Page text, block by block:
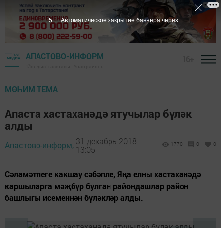
АПАСТОВО-ИНФОРМ
МӨҺИМ ТЕМА
Апаста хастаханәдә ятучылар бүләк
алды
Апастово-информ, 31 декабрь 2018 -
13:05
1770 0 0
Сәламәтлеге какшау сәбәпле, Яңа елны хастаханәдә
каршыларга мәҗбүр булган райондашлар район
башлыгы исеменнән бүләкләр алды.
5 Автоматическое закрытие баннера через